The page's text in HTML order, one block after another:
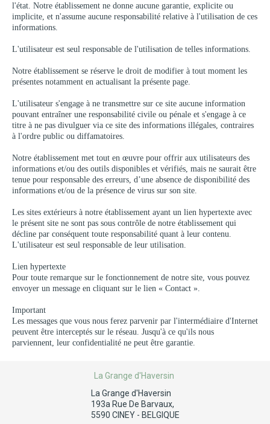
l'état. Notre établissement ne donne aucune garantie, explicite ou
implicite, et n'assume aucune responsabilité relative à l'utilisation de ces
informations.
L'utilisateur est seul responsable de l'utilisation de telles informations.
Notre établissement se réserve le droit de modifier à tout moment les
présentes notamment en actualisant la présente page.
L'utilisateur s'engage à ne transmettre sur ce site aucune information
pouvant entraîner une responsabilité civile ou pénale et s'engage à ce
titre à ne pas divulguer via ce site des informations illégales, contraires
à l'ordre public ou diffamatoires.
Notre établissement met tout en œuvre pour offrir aux utilisateurs des
informations et/ou des outils disponibles et vérifiés, mais ne saurait être
tenue pour responsable des erreurs, d’une absence de disponibilité des
informations et/ou de la présence de virus sur son site.
Les sites extérieurs à notre établissement ayant un lien hypertexte avec
le présent site ne sont pas sous contrôle de notre établissement qui
décline par conséquent toute responsabilité quant à leur contenu.
L'utilisateur est seul responsable de leur utilisation.
Lien hypertexte
Pour toute remarque sur le fonctionnement de notre site, vous pouvez
envoyer un message en cliquant sur le lien « Contact ».
Important
Les messages que vous nous ferez parvenir par l'intermédiaire d'Internet
peuvent être interceptés sur le réseau. Jusqu'à ce qu'ils nous
parviennent, leur confidentialité ne peut être garantie.
La Grange d'Haversin
La Grange d'Haversin
193a Rue De Barvaux,
5590 CINEY - BELGIQUE